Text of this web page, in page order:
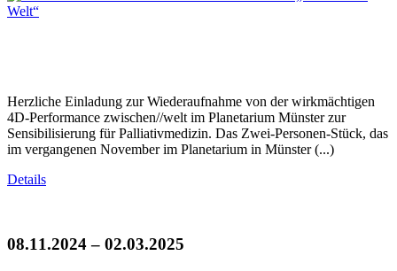
Herzliche Einladung zur Wiederaufnahme von der wirkmächtigen
4D-Performance zwischen//welt im Planetarium Münster zur
Sensibilisierung für Palliativmedizin. Das Zwei-Personen-Stück, das
im vergangenen November im Planetarium in Münster (...)
Details
08.11.2024 – 02.03.2025